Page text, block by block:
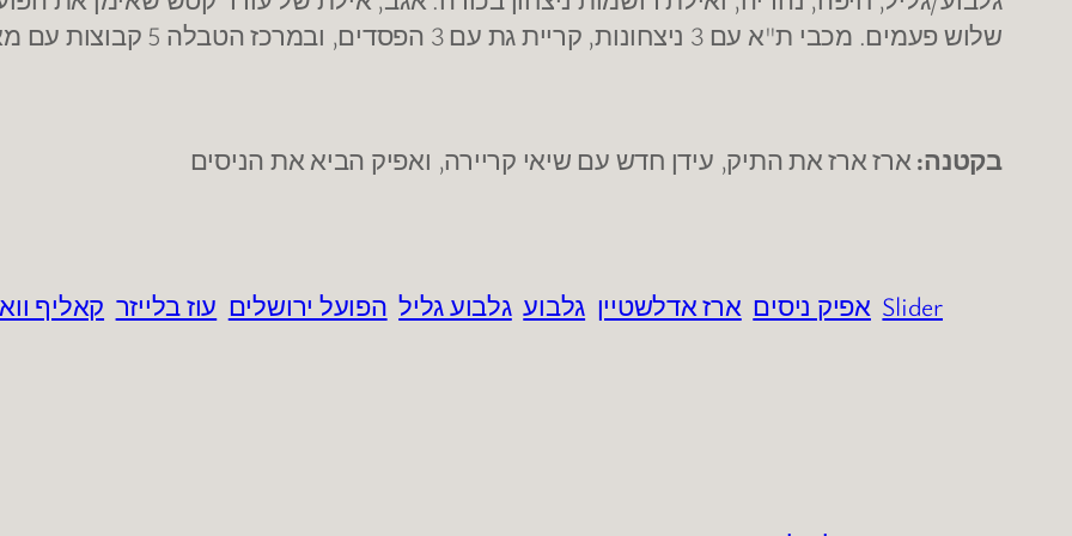
שלוש פעמים. מכבי ת"א עם 3 ניצחונות, קריית גת עם 3 הפסדים, ובמרכז הטבלה 5 קבוצות עם מאזן 1-2 ו-5 אחרות עם מאזן 2-1.
בקטנה:ארז ארז את התיק, עידן חדש עם שיאי קריירה, ואפיק הביא את הניסים
Slider אפיק ניסים ארז אדלשטיין גלבוע גלבוע גליל הפועל ירושלים עוז בלייזר קאליף